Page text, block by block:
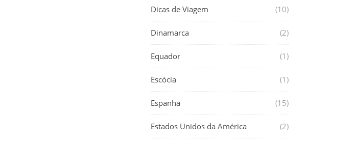
Dicas de Viagem (10)
Dinamarca (2)
Equador (1)
Escócia (1)
Espanha (15)
Estados Unidos da América (2)